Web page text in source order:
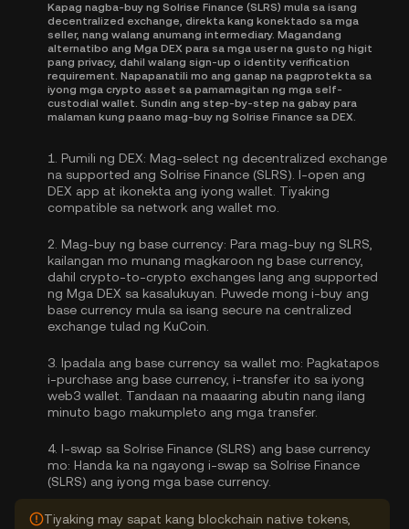
Kapag nagba-buy ng Solrise Finance (SLRS) mula sa isang
decentralized exchange, direkta kang konektado sa mga
seller, nang walang anumang intermediary. Magandang
alternatibo ang Mga DEX para sa mga user na gusto ng higit
pang privacy, dahil walang sign-up o identity verification
requirement. Napapanatili mo ang ganap na pagprotekta sa
iyong mga crypto asset sa pamamagitan ng mga self-
custodial wallet. Sundin ang step-by-step na gabay para
malaman kung paano mag-buy ng Solrise Finance sa DEX.
1. Pumili ng DEX: Mag-select ng decentralized exchange
na supported ang Solrise Finance (SLRS). I-open ang
DEX app at ikonekta ang iyong wallet. Tiyaking
compatible sa network ang wallet mo.
2. Mag-buy ng base currency: Para mag-buy ng SLRS,
kailangan mo munang magkaroon ng base currency,
dahil crypto-to-crypto exchanges lang ang supported
ng Mga DEX sa kasalukuyan. Puwede mong i-buy ang
base currency mula sa isang secure na centralized
exchange tulad ng KuCoin.
3. Ipadala ang base currency sa wallet mo: Pagkatapos
i-purchase ang base currency, i-transfer ito sa iyong
web3 wallet. Tandaan na maaaring abutin nang ilang
minuto bago makumpleto ang mga transfer.
4. I-swap sa Solrise Finance (SLRS) ang base currency
mo: Handa ka na ngayong i-swap sa Solrise Finance
(SLRS) ang iyong mga base currency.
Tiyaking may sapat kang blockchain native tokens,